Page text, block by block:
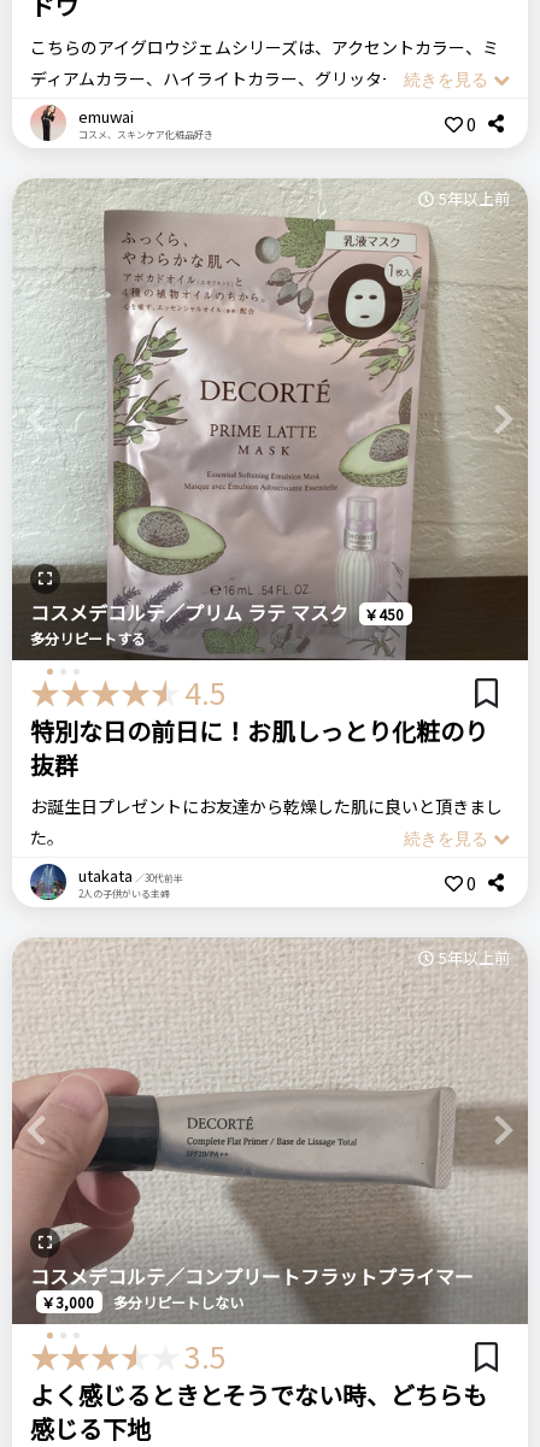
価格
2,700円
場所
百貨店
コスメデコルテ アイグロウ
ジェムBR381
デパコス
＼ショップで商品を探す／
ステマっぽい 0
コメント（0 件）
リピート回数・頻度
はじめて 次回もリピートしたい◎
ログイン
良いところ
一色だけでちょっと凝ったアイメイクをしたようなグラデーシ
ョンが作れるところ
指塗りで簡単に使える
悪いところ（残念）
二重瞼にシャドウが溜まることがあります
注意点
この色に関しては、付けすぎない方がキレイかなと思います
おすすめする人・おすすめしない人
単色で目元のメイクを仕上げたい人におすすめします
比較したもの・こちらを選んだ理由
どんな色味があるのかな〜とカウンターに偵察に行って、タッ
チアップしてもらった色に即決しました
価格
2,700円
場所
アイシャドウ
クリームアイシャドウ
＼ショップで商品を探す／
ステマっぽい
コメント（0 件）
こちらのアイグロウジェムシリーズは、アクセントカラー、ミ
ディアムカラー、ハイライトカラー、グリッターカラーと豊富
なカラーバリエーションを揃えています。
このアイグロウジェムの特徴は、「濡れたようなツヤ感」と、
「細かいパール」、「伸びの良さ」、「密着感」です。
指につけて瞼に乗せると2枚目のような感じになります。そこ
から、瞼全体に伸ばしていくと3枚目のようになります。
少し指に取っただけで、伸びがとてもよくグラデーションをき
れいに作ってくれます。
普段は、瞼全体にアイグロウジェムを使って、際に締め色で濃
いめのブラウンやボルドー系のアイシャドウを持ってくること
が多いのですが、たまに単体で使うこともあります。
単体でも、しっかり目を印象的に見せてくれます。
さらに、クリームアイシャドウなので密着感があるので、メイ
クが崩れる心配がありません。
COSMEDECORTE コスメデコルテ
アイグロウジェム BE385
リピート回数・頻度
はじめて 次回もリピートしたい◎
ログイン
良いところ
ツヤ感と密着感、伸びの良さ
悪いところ（残念）
指に取るときに、爪の中に入ってしまうこと。
注意点
一気に瞼につけると、瞼が重く見えてしまうので少しずつ瞼に
乗せてグラデーションを作ることをおすすめします。
おすすめする人・おすすめしない人
おすすめする人：いつもとは違うツヤ感が欲しい方、長時間よ
れないアイシャドウを探している方
比較したもの・こちらを選んだ理由
emuwai
コスメ、スキンケア化粧品好き 0
Previous Next
5年以上前
コスメデコルテ／プリム ラテ マスク
￥450
多分リピートする
4.5
特別な日の前日に！お肌しっとり化粧のり
抜群
お誕生日プレゼントにお友達から乾燥した肌に良いと頂きまし
た。
早速使ってみましたがアボカドや植物の果実から抽出したオイ
ルを配合したプリムラテの乳液がたっぷりしみ込んでいる乳液
るぷるのお肌になりました。
コスメデコルテのシートマスクははじめはなんか小さくない？
と思ったのですが伸縮性があるので、
マスクをするときに少しひっぱり気味にすると
お顔のリフトアップにもなりました。すっかり気に入ってま
す。
香りは強すぎず優しいフローラルハーバルの
香りで私は好きですね。デパコスはたまにすごくキツい香りの
ものもあるので。
主婦の私には少しいいお値段なので友達と出かける時やイベン
トの前の気合いを入れたい時に使用したいなと思いました。
COSMEDECORTE コスメデコルテ
プリム ラテ マスク
utakata ／30代前半
2人の子供がいる主婦
0
Previous Next
5年以上前
コスメデコルテ／コンプリートフラットプライマー
￥3,000 多分リピートしない
3.5
よく感じるときとそうでない時、どちらも
感じる下地